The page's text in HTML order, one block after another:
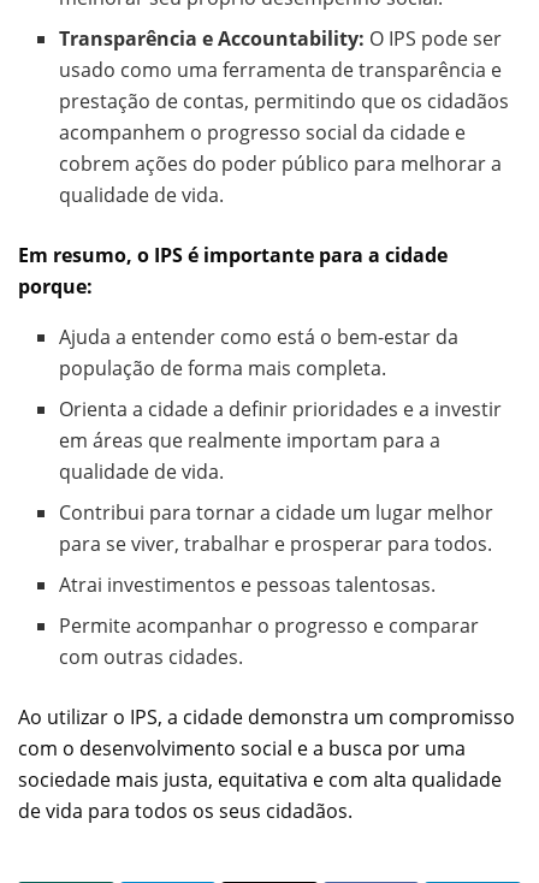
Transparência e Accountability: O IPS pode ser
usado como uma ferramenta de transparência e
prestação de contas, permitindo que os cidadãos
acompanhem o progresso social da cidade e
cobrem ações do poder público para melhorar a
qualidade de vida.
Em resumo, o IPS é importante para a cidade
porque:
Ajuda a entender como está o bem-estar da
população de forma mais completa.
Orienta a cidade a definir prioridades e a investir
em áreas que realmente importam para a
qualidade de vida.
Contribui para tornar a cidade um lugar melhor
para se viver, trabalhar e prosperar para todos.
Atrai investimentos e pessoas talentosas.
Permite acompanhar o progresso e comparar
com outras cidades.
Ao utilizar o IPS, a cidade demonstra um compromisso
com o desenvolvimento social e a busca por uma
sociedade mais justa, equitativa e com alta qualidade
de vida para todos os seus cidadãos.